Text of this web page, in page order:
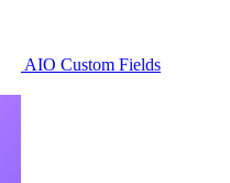
AIO Custom Fields